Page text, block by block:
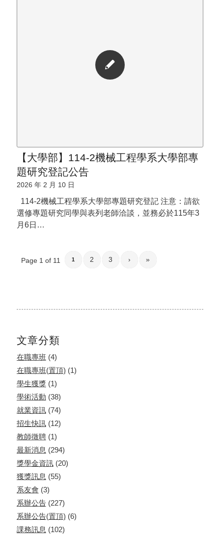
【大學部】114-2機械工程學系大學部專
題研究登記公告
2026 年 2 月 10 日
114-2機械工程學系大學部專題研究登記 注意：請欲
選修專題研究同學與表列老師洽談，並務必於115年3
月6日…
Page 1 of 11 1 2 3 › »
文章分類
在職專班(4)
在職專班(置頂) (1)
學生獲獎 (1)
學術活動 (38)
就業資訊(74)
招生快訊(12)
教師徵聘(1)
最新消息 (294)
獎學金資訊(20)
獲獎訊息 (55)
系友會 (3)
系辦公告(227)
系辦公告(置頂) (6)
課務訊息 (102)